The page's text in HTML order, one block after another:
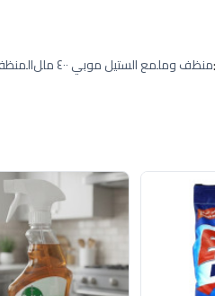
منظف وملمع الستيل موبي ٤٠٠ ملل